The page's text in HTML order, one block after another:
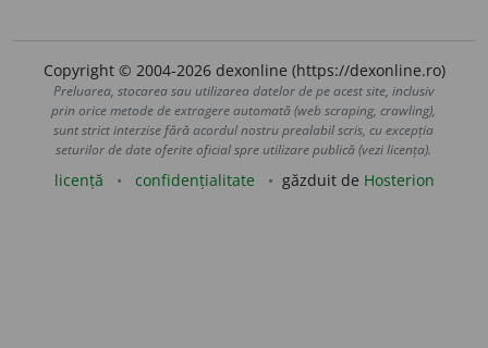
Copyright © 2004-2026 dexonline (https://dexonline.ro)
Preluarea, stocarea sau utilizarea datelor de pe acest site, inclusiv
prin orice metode de extragere automată (web scraping, crawling),
sunt strict interzise fără acordul nostru prealabil scris, cu excepția
seturilor de date oferite oficial spre utilizare publică (vezi licența).
licență confidențialitate găzduit de Hosterion